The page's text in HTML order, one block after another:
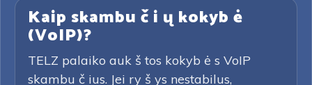
Kaip skambu č i ų kokyb ė
(VoIP)?
TELZ palaiko auk š tos kokyb ė s VoIP
skambu č ius. Jei ry š ys nestabilus,